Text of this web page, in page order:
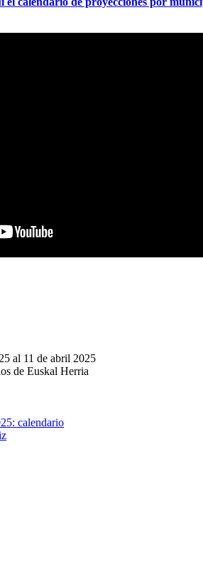
al 11 de abril 2025
de Euskal Herria
calendario